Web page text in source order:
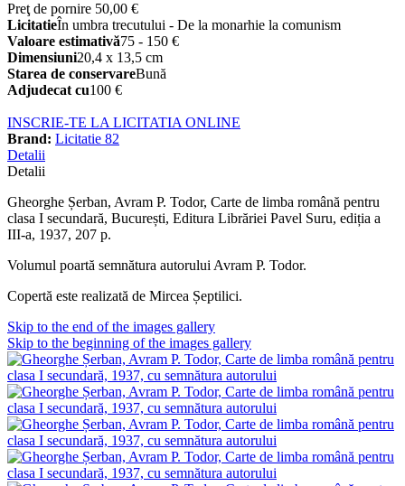
Preţ de pornire 50,00 €
LicitatieÎn umbra trecutului - De la monarhie la comunism
Valoare estimativă75 - 150 €
Dimensiuni20,4 x 13,5 cm
Starea de conservareBună
Adjudecat cu100 €
INSCRIE-TE LA LICITATIA ONLINE
Brand: Licitatie 82
Detalii
Detalii
Gheorghe Șerban, Avram P. Todor, Carte de limba română pentru
clasa I secundară, București, Editura Librăriei Pavel Suru, ediția a
III-a, 1937, 207 p.
Volumul poartă semnătura autorului Avram P. Todor.
Copertă este realizată de Mircea Șeptilici.
Skip to the end of the images gallery
Skip to the beginning of the images gallery